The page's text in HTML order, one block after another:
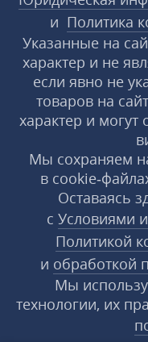
и Политика
Указанные на
характер и не
если явно не
товаров на
характер и могут
Мы сохраняем
в
Оставаясь
с Условиями
Политикой
и обработкой
Мы
технологии, их